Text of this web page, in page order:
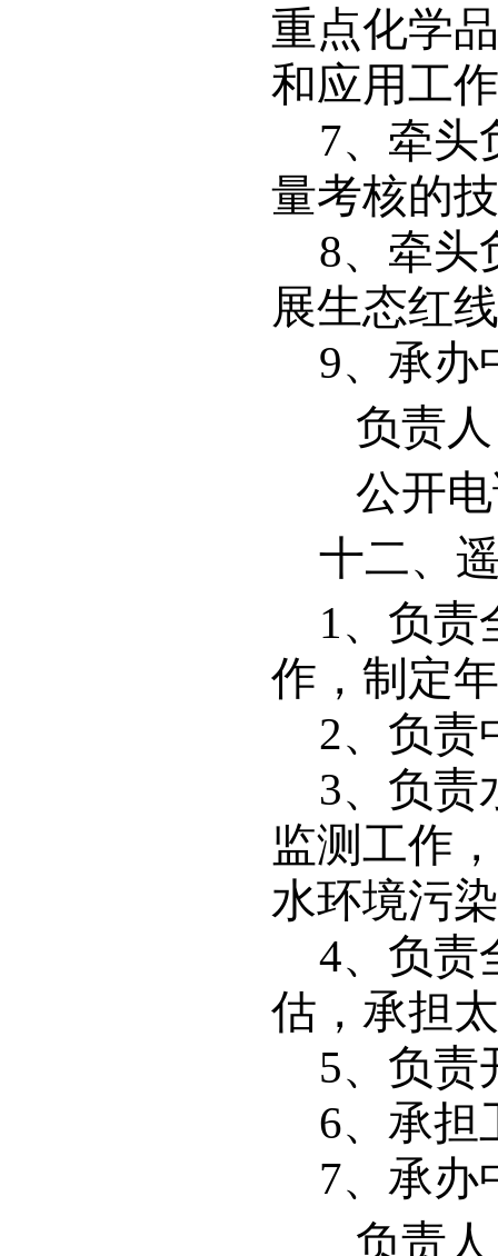
重点化学
和应用工
7、牵头
量考核的
8、牵头
展生态红
9、承办
负责人
公开电
十二、
1、负责
作，制定
2、负责
3、负责
监测工作
水环境污
4、负责
估，承担
5、负责
6、承担
7、承办
负责人